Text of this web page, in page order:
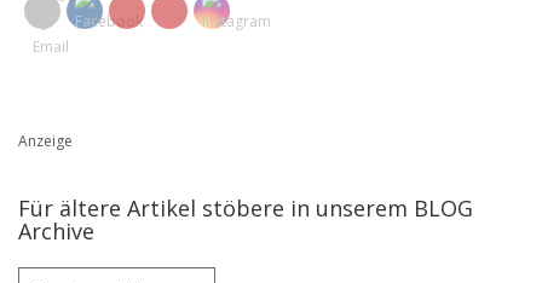
Anzeige
Für ältere Artikel stöbere in unserem BLOG
Archive